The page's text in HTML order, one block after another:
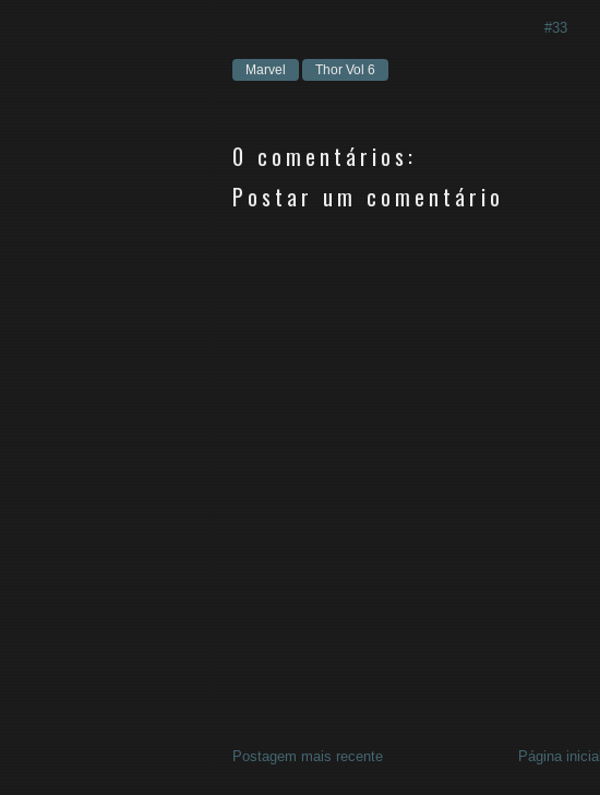
#33
Marvel Thor Vol 6
0 comentários:
Postar um comentário
Postagem mais recente Página inicial